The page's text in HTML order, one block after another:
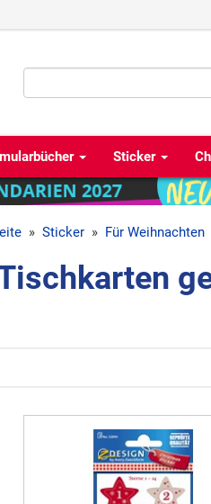
Sticker
» Sticker » Für Weihnachten